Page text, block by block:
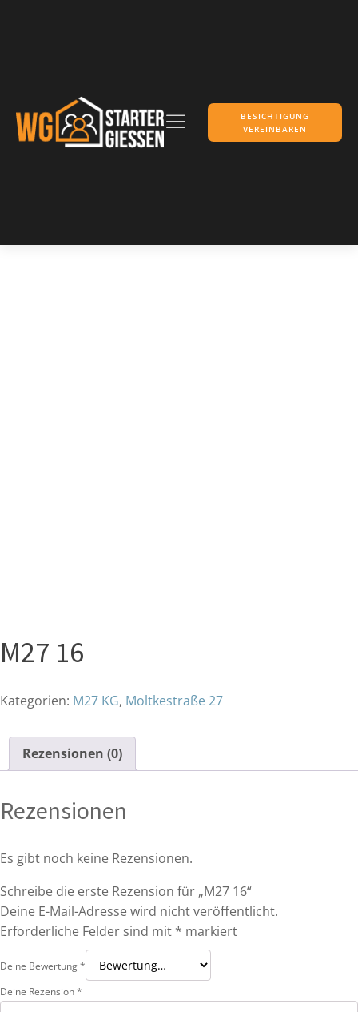
BESICHTIGUNG
VEREINBAREN
M27 16
Kategorien: M27 KG, Moltkestraße 27
Rezensionen (0)
Rezensionen
Es gibt noch keine Rezensionen.
Schreibe die erste Rezension für „M27 16“
Deine E-Mail-Adresse wird nicht veröffentlicht.
Erforderliche Felder sind mit * markiert
Deine Bewertung*
Deine Rezension*